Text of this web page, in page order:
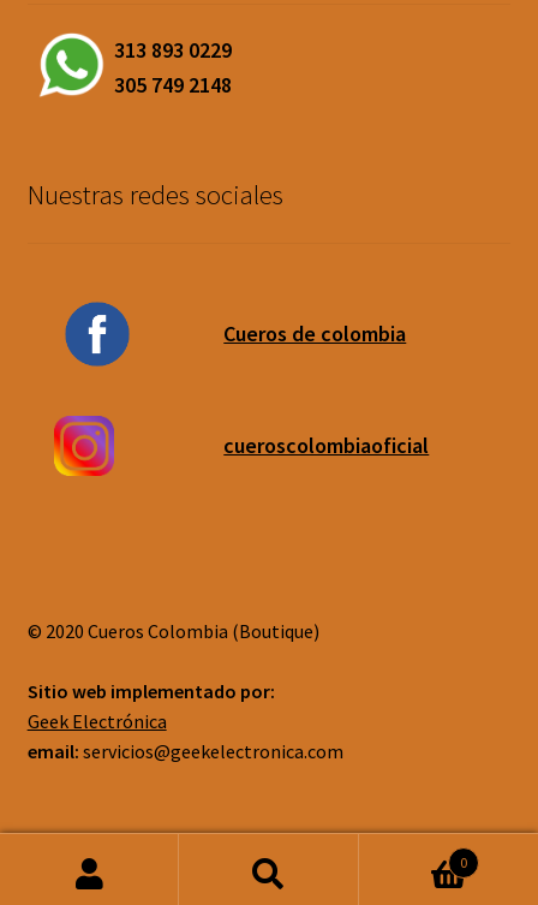
313 893 0229
305 749 2148
Nuestras redes sociales
Cueros de colombia
cueroscolombiaoficial
© 2020 Cueros Colombia (Boutique)
Sitio web implementado por:
Geek Electrónica
email: servicios@geekelectronica.com
0